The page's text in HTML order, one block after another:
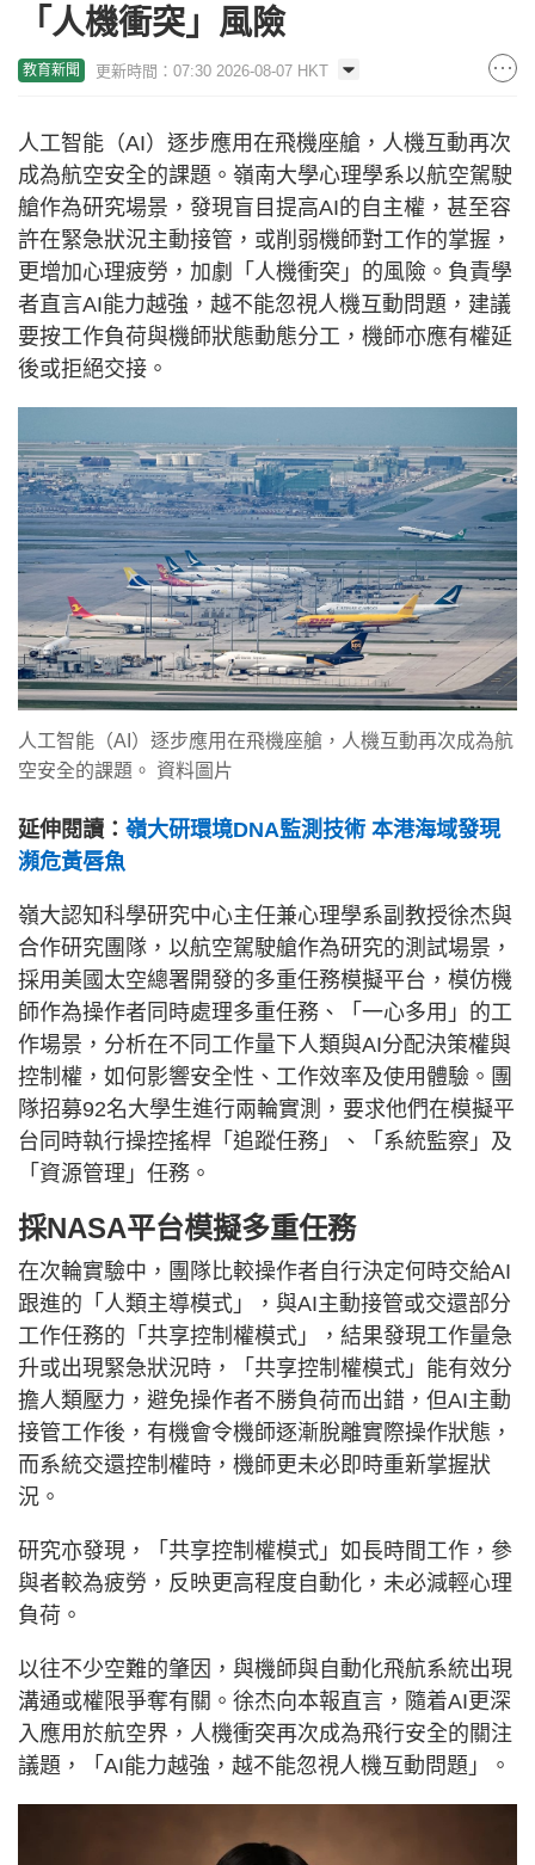
「人機衝突」風險
教育新聞 更新時間：07:30 2026-08-07 HKT
人工智能（AI）逐步應用在飛機座艙，人機互動再次
成為航空安全的課題。嶺南大學心理學系以航空駕駛
艙作為研究場景，發現盲目提高AI的自主權，甚至容
許在緊急狀況主動接管，或削弱機師對工作的掌握，
更增加心理疲勞，加劇「人機衝突」的風險。負責學
者直言AI能力越強，越不能忽視人機互動問題，建議
要按工作負荷與機師狀態動態分工，機師亦應有權延
後或拒絕交接。
人工智能（AI）逐步應用在飛機座艙，人機互動再次成為航
空安全的課題。 資料圖片
延伸閱讀： 嶺大研環境DNA監測技術 本港海域發現
瀕危黃唇魚
嶺大認知科學研究中心主任兼心理學系副教授徐杰與
合作研究團隊，以航空駕駛艙作為研究的測試場景，
採用美國太空總署開發的多重任務模擬平台，模仿機
師作為操作者同時處理多重任務、「一心多用」的工
作場景，分析在不同工作量下人類與AI分配決策權與
控制權，如何影響安全性、工作效率及使用體驗。團
隊招募92名大學生進行兩輪實測，要求他們在模擬平
台同時執行操控搖桿「追蹤任務」、「系統監察」及
「資源管理」任務。
採NASA平台模擬多重任務
在次輪實驗中，團隊比較操作者自行決定何時交給AI
跟進的「人類主導模式」，與AI主動接管或交還部分
工作任務的「共享控制權模式」，結果發現工作量急
升或出現緊急狀況時，「共享控制權模式」能有效分
擔人類壓力，避免操作者不勝負荷而出錯，但AI主動
接管工作後，有機會令機師逐漸脫離實際操作狀態，
而系統交還控制權時，機師更未必即時重新掌握狀
況。
研究亦發現，「共享控制權模式」如長時間工作，參
與者較為疲勞，反映更高程度自動化，未必減輕心理
負荷。
以往不少空難的肇因，與機師與自動化飛航系統出現
溝通或權限爭奪有關。徐杰向本報直言，隨着AI更深
入應用於航空界，人機衝突再次成為飛行安全的關注
議題，「AI能力越強，越不能忽視人機互動問題」。